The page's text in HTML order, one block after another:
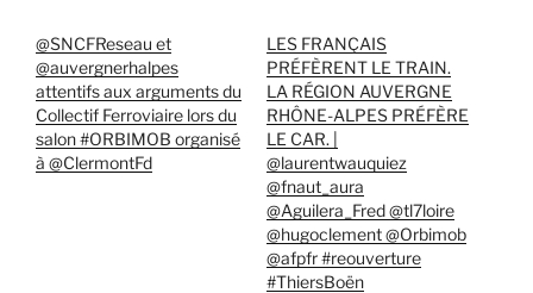
@SNCFReseau et
@auvergnerhalpes
attentifs aux arguments du
Collectif Ferroviaire lors du
salon #ORBIMOB organisé
à @ClermontFd
LES FRANÇAIS
PRÉFÈRENT LE TRAIN.
LA RÉGION AUVERGNE
RHÔNE-ALPES PRÉFÈRE
LE CAR. |
@laurentwauquiez
@fnaut_aura
@Aguilera_Fred @tl7loire
@hugoclement @Orbimob
@afpfr #reouverture
#ThiersBoën